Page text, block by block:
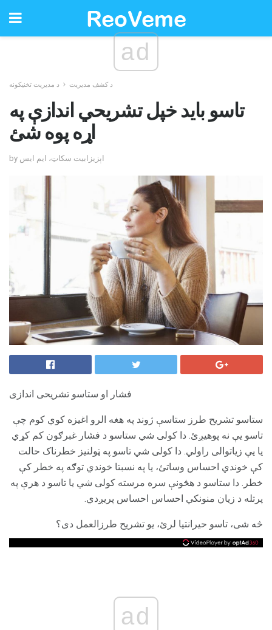
ad
د کشف مدیریت د مدیریت تخنیکونه
تاسو باید خپل تشریحي اندازې په
اړه پوه شئ
by اېزیزابیت سکاټ، ایم ایس
فشار او ستاسو تشریحی اندازی
ستاسو تشریح طرز ستاسې ژوند په هغه الرو اغیزه کوي کوم چې
تاسو یې نه پوهیږئ. دا کولی شي ستاسو د فشار غبرګون کم کړي
یا یې زیاتوالی راولي. دا کولی شي تاسو په ټولنیز خطرناک حالت
کې خوندي احساس وساتئ، یا په نسبتا خوندي توګه په خطر کې
خطر. دا ستاسو د هڅونې سره مرسته کولی شي یا تاسو د هرې په
پرتله د زیان منونکي احساس احساس پریږدي.
څه شی، تاسو حیرانتیا لرئ، یو تشریح طرزالعمل دی؟
ad